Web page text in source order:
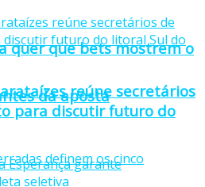
quer que bets mostrem o
da aposta
reúne secretários
para discutir futuro do